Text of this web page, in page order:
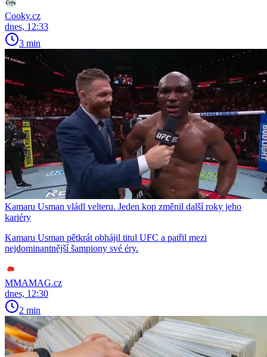
Cooky.cz
dnes, 12:33
3 min
Kamaru Usman vládl velteru. Jeden kop změnil další roky jeho
kariéry
Kamaru Usman pětkrát obhájil titul UFC a patřil mezi
nejdominantnější šampiony své éry.
MMAMAG.cz
dnes, 12:30
2 min